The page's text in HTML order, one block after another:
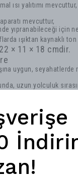
ısı yalıtımı mevcuttur,
mevcuttur,
yıpranabileceği için
ışıktan kaynaklı
× 11 × 18 cmdir.
uygun,
uzun yolculuk